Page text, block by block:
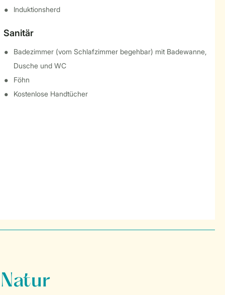
Induktionsherd
Sanitär
Badezimmer (vom Schlafzimmer begehbar) mit Badewanne,
Dusche und WC
Föhn
Kostenlose Handtücher